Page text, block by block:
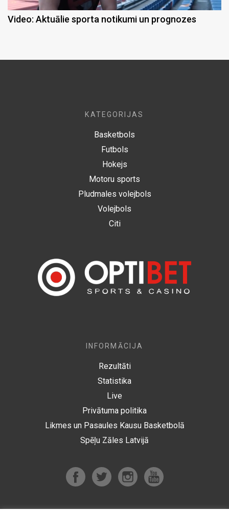
Video: Aktuālie sporta notikumi un prognozes
KATEGORIJAS
Basketbols
Futbols
Hokejs
Motoru sports
Pludmales volejbols
Volejbols
Citi
INFORMĀCIJA
Rezultāti
Statistika
Live
Privātuma politika
Likmes un Pasaules Kausu Basketbolā
Spēļu Zāles Latvijā